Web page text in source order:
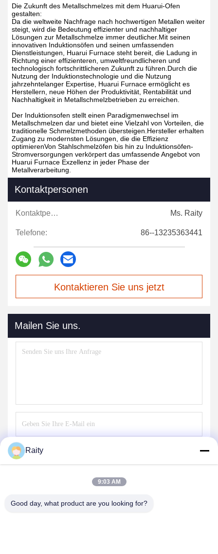
Die Zukunft des Metallschmelzes mit dem Huarui-Ofen
gestalten:
Da die weltweite Nachfrage nach hochwertigen Metallen weiter
steigt, wird die Bedeutung effizienter und nachhaltiger
Lösungen zur Metallschmelze immer deutlicher.Mit seinen
innovativen Induktionsöfen und seinen umfassenden
Dienstleistungen, Huarui Furnace steht bereit, die Ladung in
Richtung einer effizienteren, umweltfreundlicheren und
technologisch fortschrittlicheren Zukunft zu führen.Durch die
Nutzung der Induktionstechnologie und die Nutzung
jahrzehntelanger Expertise, Huarui Furnace ermöglicht es
Herstellern, neue Höhen der Produktivität, Rentabilität und
Nachhaltigkeit in Metallschmelzbetrieben zu erreichen.
Der Induktionsofen stellt einen Paradigmenwechsel im
Metallschmelzen dar und bietet eine Vielzahl von Vorteilen, die
traditionelle Schmelzmethoden übersteigen.Hersteller erhalten
Zugang zu modernsten Lösungen, die die Effizienz
optimierenVon Stahlschmelzöfen bis hin zu Induktionsöfen-
Stromversorgungen verkörpert das umfassende Angebot von
Huarui Furnace Exzellenz in jeder Phase der
Metallverarbeitung.
Kontaktpersonen
Kontaktpersonen: Ms. Raity
Telefone: 86--13235363441
Kontaktieren Sie uns jetzt
Mailen Sie uns.
Raity
9:03 AM
Good day, what product are you looking for?